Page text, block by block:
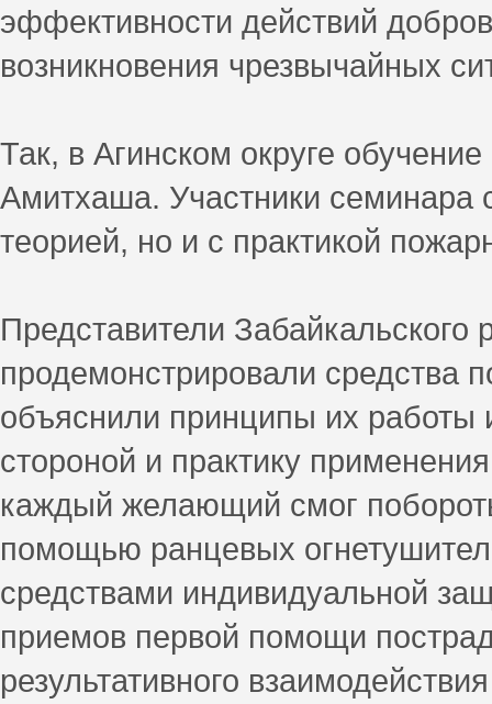
эффективности действий
возникновения чрезвычайных
Так, в Агинском округе
Амитхаша. Участники семинара
теорией, но и с практикой
Представители
продемонстрировали средства
объяснили принципы их работы
стороной и практику
каждый желающий смог
помощью ранцевых
средствами индивидуальной
приемов первой помощи
результативного